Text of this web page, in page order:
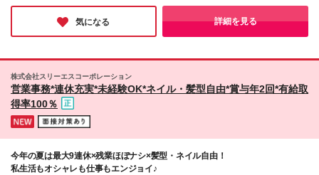
か。そんな同社は、チームで成果を喜び合う温かい雰囲気があ
り、先輩のサポートや寄り添った指導も充実♪ここでなら、一人
ひとりが安心して希望のキャリアを歩めそうだと感じました！
気になる 詳細を見る
株式会社スリーエスコーポレーション
営業事務*連休充実*未経験OK*ネイル・髪型自由*賞与年2回*有給取
得率100％
今年の夏は最大9連休×残業ほぼナシ×髪型・ネイル自由！
私生活もオシャレも仕事もエンジョイ♪